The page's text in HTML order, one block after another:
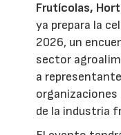
Frutícolas,
ya prepara la
2026, un
sector
a
de la industria